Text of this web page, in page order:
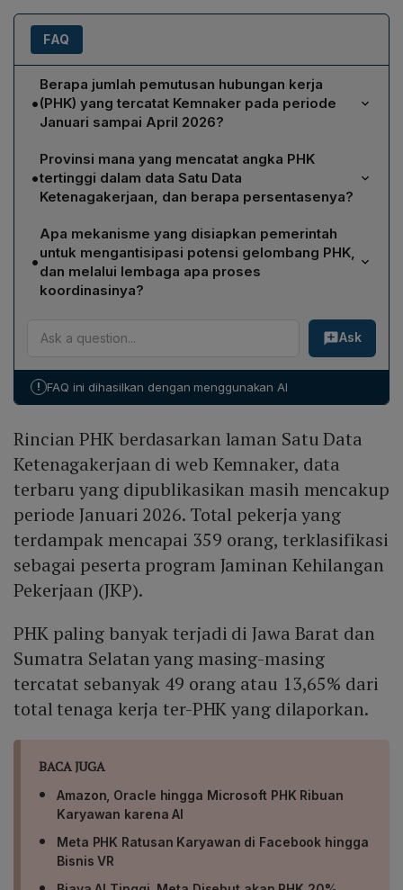
FAQ
•
Berapa jumlah pemutusan hubungan kerja
(PHK) yang tercatat Kemnaker pada periode
Januari sampai April 2026?
Kemnaker mencatat akumulasi PHK sebesar 8.389
orang dari Januari hingga April 2026, sebagaimana
disampaikan Direktur Jenderal Indah Anggoro Putri
setelah rapat dengan Komisi IX DPR RI.
•
Provinsi mana yang mencatat angka PHK
tertinggi dalam data Satu Data
Ketenagakerjaan, dan berapa persentasenya?
Jawa Barat dan Sumatra Selatan sama-sama mencatat
49 orang yang terkena PHK, masing-masing mewakili
13,65% dari total tenaga kerja yang dilaporkan dalam
Satu Data Ketenagakerjaan untuk Januari 2026.
•
Apa mekanisme yang disiapkan pemerintah
untuk mengantisipasi potensi gelombang PHK,
dan melalui lembaga apa proses
koordinasinya?
Pemerintah menyiapkan early warning system yang
bersifat kolaboratif lintas kementerian, dijalankan
melalui forum koordinasi yang dipimpin Kementerian
Kerja Sama Tripartit Nasional (LKS Tripnas) berperan
dan serikat pekerja, dengan pembentukan pokja
khusus untuk membahas PHK dan produktivitas.
Ask
! FAQ ini dihasilkan dengan menggunakan AI
Rincian PHK berdasarkan laman Satu Data
Ketenagakerjaan di web Kemnaker, data
terbaru yang dipublikasikan masih mencakup
periode Januari 2026. Total pekerja yang
terdampak mencapai 359 orang, terklasifikasi
sebagai peserta program Jaminan Kehilangan
Pekerjaan (JKP).
PHK paling banyak terjadi di Jawa Barat dan
Sumatra Selatan yang masing-masing
tercatat sebanyak 49 orang atau 13,65% dari
total tenaga kerja ter-PHK yang dilaporkan.
BACA JUGA
Amazon, Oracle hingga Microsoft PHK Ribuan
Karyawan karena AI
Meta PHK Ratusan Karyawan di Facebook hingga
Bisnis VR